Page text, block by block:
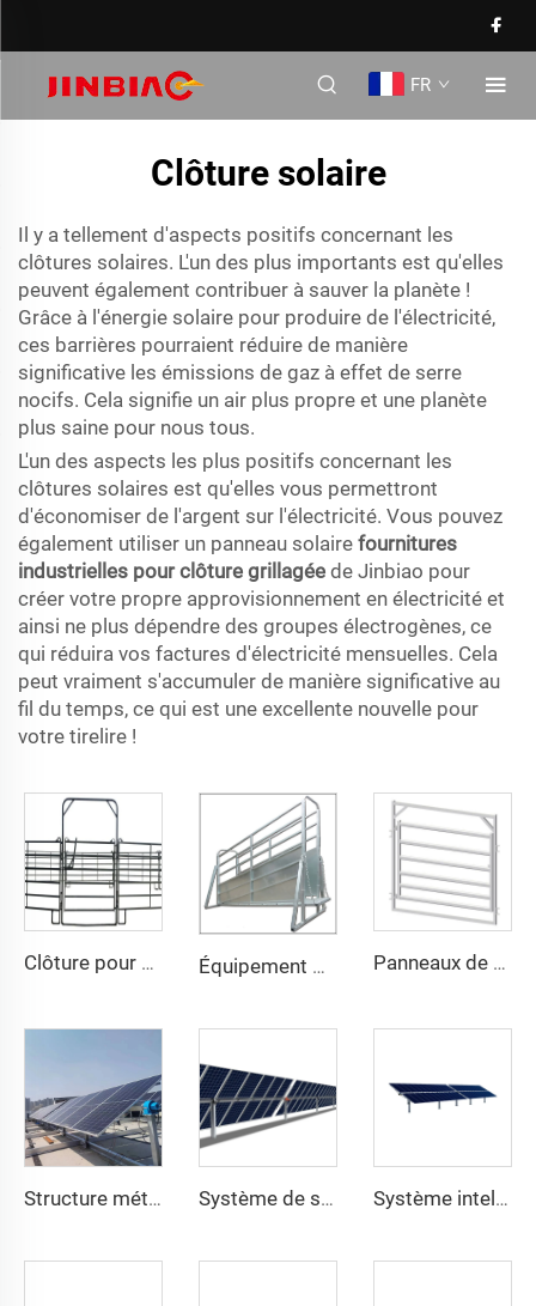
FR
Clôture solaire
Il y a tellement d'aspects positifs concernant les
clôtures solaires. L'un des plus importants est qu'elles
peuvent également contribuer à sauver la planète !
Grâce à l'énergie solaire pour produire de l'électricité,
ces barrières pourraient réduire de manière
significative les émissions de gaz à effet de serre
nocifs. Cela signifie un air plus propre et une planète
plus saine pour nous tous.
L'un des aspects les plus positifs concernant les
clôtures solaires est qu'elles vous permettront
d'économiser de l'argent sur l'électricité. Vous pouvez
également utiliser un panneau solaire fournitures
industrielles pour clôture grillagée de Jinbiao pour
créer votre propre approvisionnement en électricité et
ainsi ne plus dépendre des groupes électrogènes, ce
qui réduira vos factures d'électricité mensuelles. Cela
peut vraiment s'accumuler de manière significative au
fil du temps, ce qui est une excellente nouvelle pour
votre tirelire !
Clôture pour Ferme Équine Populaire Galvanisée Clôture Métallique pour Cour de Ferme Portails pour Bétail Panneaux pour Chevaux Équipement pour Bétail Renforcé Galvanisé à Chaud Panneaux d'Enclos pour Bétail/Panneaux pour Bétail Panneaux de Clôture de Haute Qualité pour Enclos à Moutons Panneaux en Acier pour Chèvres Stalles pour Chevaux Stables pour Bétail et Moutons
Structure métallique personnalisée pour panneaux solaires photovoltaïques monoculaires intelligents avec système de rack lourd et découpe personnalisée Système de suivi monoculaire personnalisé pour panneaux solaires, structure en acier robuste, système intelligent avec découpe personnalisée Système intelligent de suivi monoculaire pour panneaux solaires avec structure en racks photovoltaïques lourds et découpe personnalisée